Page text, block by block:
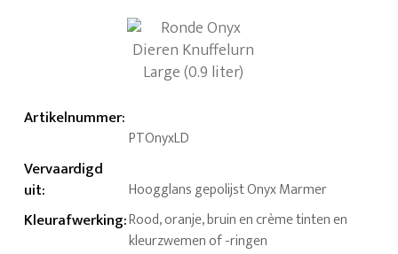
Artikelnummer:
PTOnyxLD
Vervaardigd
uit: Hoogglans gepolijst Onyx Marmer
Kleurafwerking:Rood, oranje, bruin en crème tinten en
kleurzwemen of -ringen